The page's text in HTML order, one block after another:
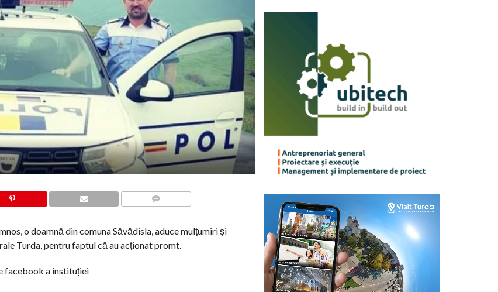
o doamnă din comuna Săvădisla, aduce mulțumiri și
Turda, pentru faptul că au acționat promt.
facebook a instituției